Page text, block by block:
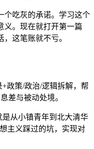
个吃灰的承诺。学习这个
义。现在就打开第一篇
这笔账就不亏。
+政策/政治/逻辑拆解，帮
差与被动处境。
是从小镇青年到北大清华
主义踩过的坑，实现对